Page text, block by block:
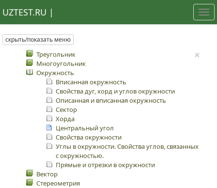
UZTEST.RU |
скрыть/показать меню
×
Треугольник
Многоугольник
Окружность
Вписанная окружность
Свойства дуг, хорд и углов окружности
Описанная и вписанная окружность
Сектор
Хорда
Центральный угол
Свойства окружности
Углы в окружности. Свойства углов, связанных
с окружностью.
Прямые и отрезки в окружности
Вектор
Стереометрия